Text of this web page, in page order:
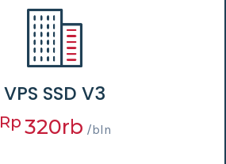
VPS SSD V3
Rp 320rb /bln